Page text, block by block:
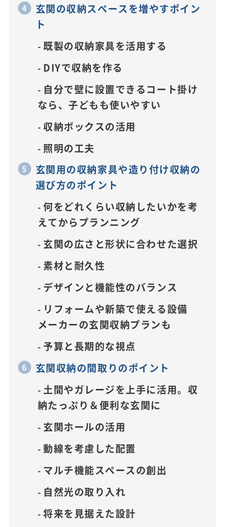
玄関の収納スペースを増やすポイン
ト
既製の収納家具を活用する
DIYで収納を作る
自分で壁に設置できるコート掛け
なら、子どもも使いやすい
収納ボックスの活用
照明の工夫
玄関用の収納家具や造り付け収納の
選び方のポイント
何をどれくらい収納したいかを考
えてからプランニング
玄関の広さと形状に合わせた選択
素材と耐久性
デザインと機能性のバランス
リフォームや新築で使える設備
メーカーの玄関収納プランも
予算と長期的な視点
玄関収納の間取りのポイント
土間やガレージを上手に活用。収
納たっぷり＆便利な玄関に
玄関ホールの活用
動線を考慮した配置
マルチ機能スペースの創出
自然光の取り入れ
将来を見据えた設計